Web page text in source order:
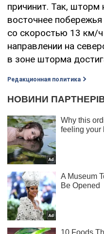
причинит. Так, шторм
восточнее
со скоростью 13 км/
направлении на
в зоне шторма
Редакционная политика